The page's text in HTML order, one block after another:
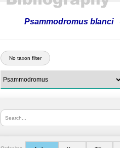
Psammodromus blanci
No taxon filter